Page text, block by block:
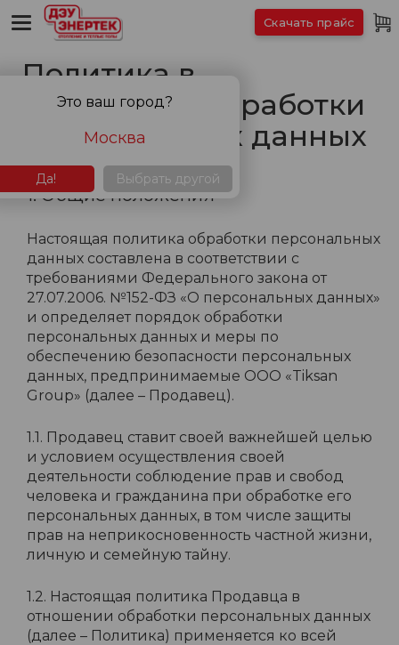
Политика в
отношении обработки
персональных данных
1. Общие положения
Настоящая политика обработки персональных
данных составлена в соответствии с
требованиями Федерального закона от
27.07.2006. №152-ФЗ «О персональных данных»
и определяет порядок обработки
персональных данных и меры по
обеспечению безопасности персональных
данных, предпринимаемые ООО «Tiksan
Group» (далее – Продавец).
1.1. Продавец ставит своей важнейшей целью
и условием осуществления своей
деятельности соблюдение прав и свобод
человека и гражданина при обработке его
персональных данных, в том числе защиты
прав на неприкосновенность частной жизни,
личную и семейную тайну.
1.2. Настоящая политика Продавца в
отношении обработки персональных данных
(далее – Политика) применяется ко всей
Скачать прайс
Это ваш город?
Москва
Да! Выбрать другой